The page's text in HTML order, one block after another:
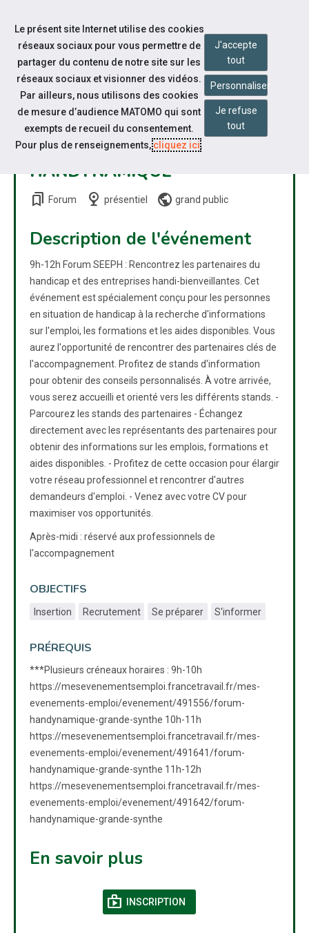
Aller au contenu
HANDYNAMIQUE
bookmarks Forum nest_cam_indoor présentiel public grand public
Description de l'événement
9h-12h Forum SEEPH : Rencontrez les partenaires du
handicap et des entreprises handi-bienveillantes. Cet
événement est spécialement conçu pour les personnes
en situation de handicap à la recherche d'informations
sur l'emploi, les formations et les aides disponibles. Vous
aurez l'opportunité de rencontrer des partenaires clés de
l'accompagnement. Profitez de stands d'information
pour obtenir des conseils personnalisés. À votre arrivée,
vous serez accueilli et orienté vers les différents stands. -
Parcourez les stands des partenaires - Échangez
directement avec les représentants des partenaires pour
obtenir des informations sur les emplois, formations et
aides disponibles. - Profitez de cette occasion pour élargir
votre réseau professionnel et rencontrer d'autres
demandeurs d'emploi. - Venez avec votre CV pour
maximiser vos opportunités.
Après-midi : réservé aux professionnels de
l'accompagnement
OBJECTIFS
Insertion Recrutement Se préparer S'informer
PRÉREQUIS
***Plusieurs créneaux horaires : 9h-10h
https://mesevenementsemploi.francetravail.fr/mes-
evenements-emploi/evenement/491556/forum-
handynamique-grande-synthe 10h-11h
https://mesevenementsemploi.francetravail.fr/mes-
evenements-emploi/evenement/491641/forum-
handynamique-grande-synthe 11h-12h
https://mesevenementsemploi.francetravail.fr/mes-
evenements-emploi/evenement/491642/forum-
handynamique-grande-synthe
En savoir plus
shop INSCRIPTION
Le présent site Internet utilise des cookies
réseaux sociaux pour vous permettre de
partager du contenu de notre site sur les
réseaux sociaux et visionner des vidéos.
Par ailleurs, nous utilisons des cookies
de mesure d’audience MATOMO qui sont
exempts de recueil du consentement.
Pour plus de renseignements,cliquez ici.
J'accepte
tout
Personnaliser
Je refuse
tout